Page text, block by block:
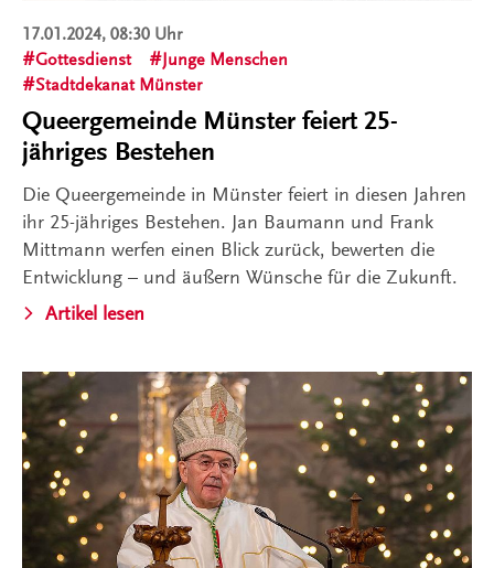
17.01.2024, 08:30 Uhr
Gottesdienst
Junge Menschen
Stadtdekanat Münster
Queergemeinde Münster feiert 25-
jähriges Bestehen
Die Queergemeinde in Münster feiert in diesen Jahren
ihr 25-jähriges Bestehen. Jan Baumann und Frank
Mittmann werfen einen Blick zurück, bewerten die
Entwicklung – und äußern Wünsche für die Zukunft.
Artikel lesen